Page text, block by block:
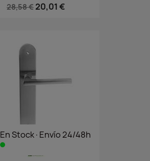
28,58 € 20,01 €
En Stock·Envío 24/48h